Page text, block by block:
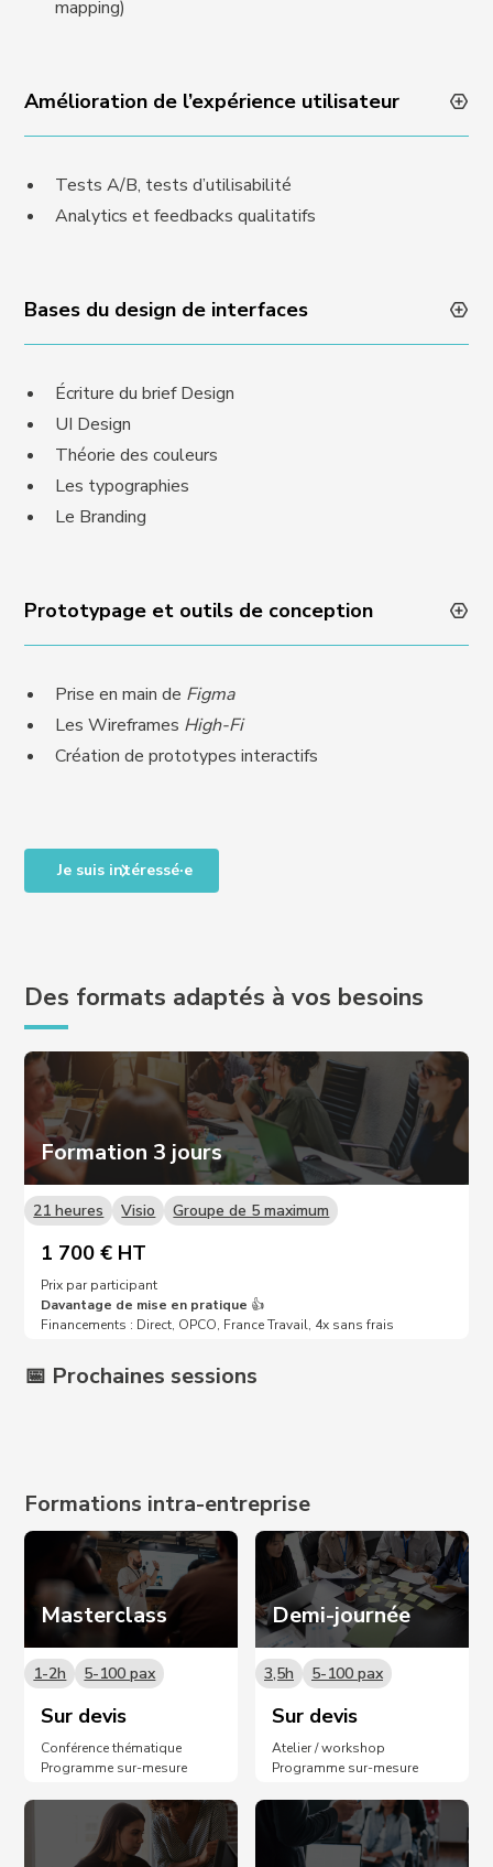
mapping)
Amélioration de l’expérience utilisateur
Tests A/B, tests d’utilisabilité
Analytics et feedbacks qualitatifs
Bases du design de interfaces
Écriture du brief Design
UI Design
Théorie des couleurs
Les typographies
Le Branding
Prototypage et outils de conception
Prise en main de Figma
Les Wireframes High-Fi
Création de prototypes interactifs
Je suis intéressé·e
Des formats adaptés à vos besoins
Formation 3 jours
21 heures Visio Groupe de 5 maximum
1 700 € HT
Prix par participant
Davantage de mise en pratique 👍
Financements : Direct, OPCO, France Travail, 4x sans frais
📅 Prochaines sessions
Formations intra-entreprise
Masterclass
1-2h 5-100 pax
Sur devis
Conférence thématique
Programme sur-mesure
Demi-journée
3,5h 5-100 pax
Sur devis
Atelier / workshop
Programme sur-mesure